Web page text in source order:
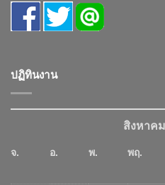
ปฏิทินงาน
สิงหาค
จ. อ. พ. พฤ.